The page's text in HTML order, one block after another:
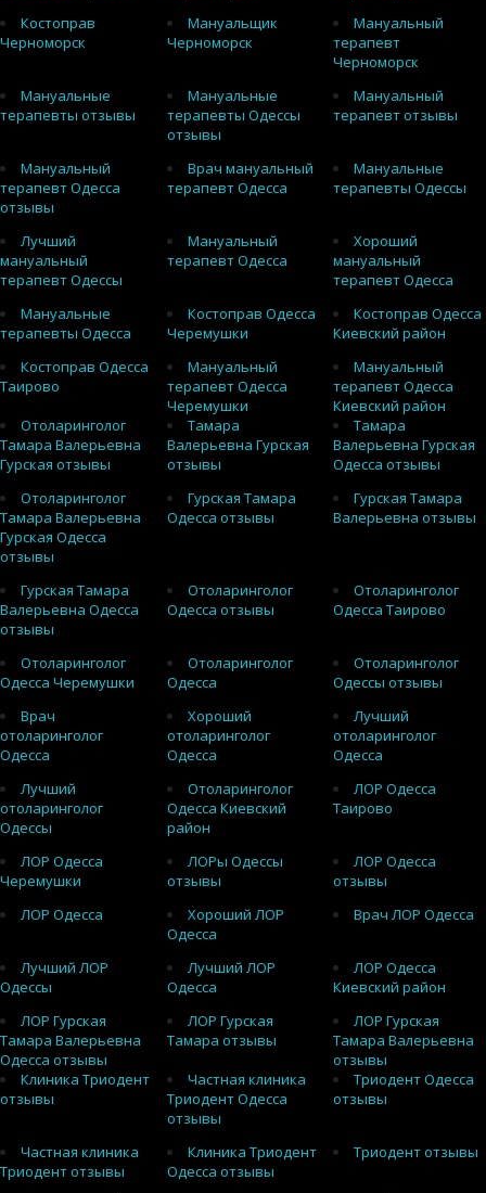
Костоправ
Черноморск
Мануальщик
Черноморск
Мануальный
терапевт
Черноморск
Мануальные
терапевты отзывы
Мануальные
терапевты Одессы
отзывы
Мануальный
терапевт отзывы
Мануальный
терапевт Одесса
отзывы
Врач мануальный
терапевт Одесса
Мануальные
терапевты Одессы
Лучший
мануальный
терапевт Одессы
Мануальный
терапевт Одесса
Хороший
мануальный
терапевт Одесса
Мануальные
терапевты Одесса
Костоправ Одесса
Черемушки
Костоправ Одесса
Киевский район
Костоправ Одесса
Таирово
Мануальный
терапевт Одесса
Черемушки
Мануальный
терапевт Одесса
Киевский район
Отоларинголог
Тамара Валерьевна
Гурская отзывы
Тамара
Валерьевна Гурская
отзывы
Тамара
Валерьевна Гурская
Одесса отзывы
Отоларинголог
Тамара Валерьевна
Гурская Одесса
отзывы
Гурская Тамара
Одесса отзывы
Гурская Тамара
Валерьевна отзывы
Гурская Тамара
Валерьевна Одесса
отзывы
Отоларинголог
Одесса отзывы
Отоларинголог
Одесса Таирово
Отоларинголог
Одесса Черемушки
Отоларинголог
Одесса
Отоларинголог
Одессы отзывы
Врач
отоларинголог
Одесса
Хороший
отоларинголог
Одесса
Лучший
отоларинголог
Одесса
Лучший
отоларинголог
Одессы
Отоларинголог
Одесса Киевский
район
ЛОР Одесса
Таирово
ЛОР Одесса
Черемушки
ЛОРы Одессы
отзывы
ЛОР Одесса
отзывы
ЛОР Одесса
Хороший ЛОР
Одесса
Врач ЛОР Одесса
Лучший ЛОР
Одессы
Лучший ЛОР
Одесса
ЛОР Одесса
Киевский район
ЛОР Гурская
Тамара Валерьевна
Одесса отзывы
ЛОР Гурская
Тамара отзывы
ЛОР Гурская
Тамара Валерьевна
отзывы
Клиника Триодент
отзывы
Частная клиника
Триодент Одесса
отзывы
Триодент Одесса
отзывы
Частная клиника
Триодент отзывы
Клиника Триодент
Одесса отзывы
Триодент отзывы